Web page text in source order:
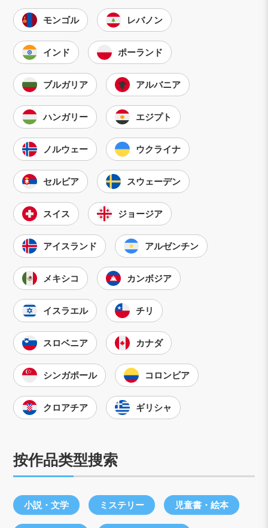
モンゴル レバノン
インド ポーランド
ブルガリア アルバニア
ハンガリー エジプト
ノルウェー ウクライナ
セルビア スウェーデン
スイス ジョージア
アイスランド アルゼンチン
メキシコ カンボジア
イスラエル チリ
スロベニア カナダ
シンガポール コロンビア
クロアチア ギリシャ
按作品类型搜索
小説・文学 ミステリー 児童書・絵本